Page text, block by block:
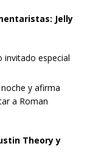
Jelly
invitado especial
y afirma
a Roman
Theory y